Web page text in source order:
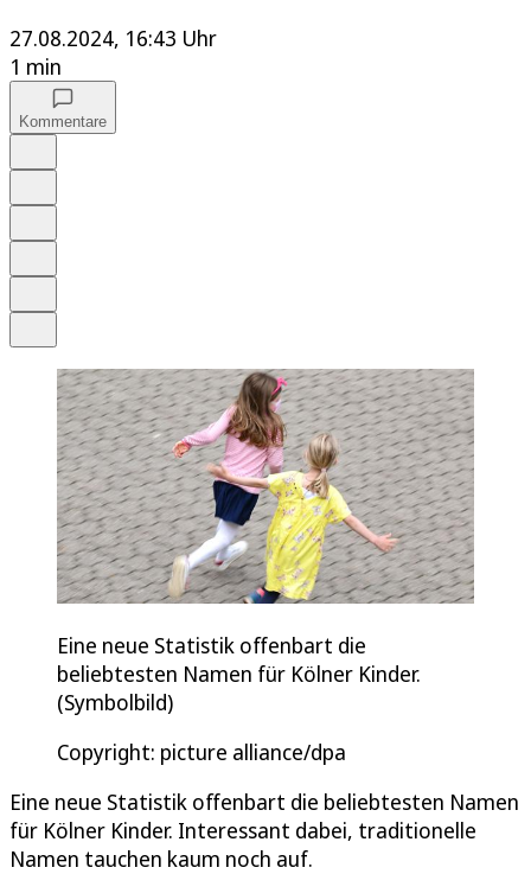
27.08.2024, 16:43 Uhr
1 min
Kommentare
Eine neue Statistik offenbart die
beliebtesten Namen für Kölner Kinder.
(Symbolbild)
Copyright: picture alliance/dpa
Eine neue Statistik offenbart die beliebtesten Namen
für Kölner Kinder. Interessant dabei, traditionelle
Namen tauchen kaum noch auf.